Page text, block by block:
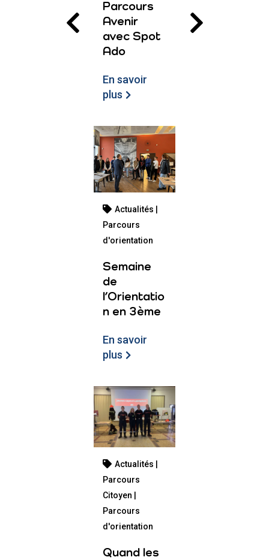
Parcours
Avenir
avec Spot
Ado
En savoir
plus
Actualités |
Parcours
d'orientation
Semaine
de
l’Orientatio
n en 3ème
En savoir
plus
Actualités |
Parcours
Citoyen |
Parcours
d'orientation
Quand les